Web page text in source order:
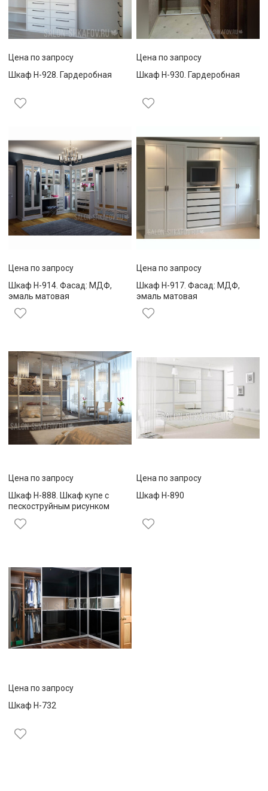
Цена по запросу
Шкаф Н-928. Гардеробная
Цена по запросу
Шкаф Н-930. Гардеробная
Цена по запросу
Шкаф Н-914. Фасад: МДФ,
эмаль матовая
Цена по запросу
Шкаф Н-917. Фасад: МДФ,
эмаль матовая
Цена по запросу
Шкаф Н-888. Шкаф купе с
пескоструйным рисунком
Цена по запросу
Шкаф Н-890
Цена по запросу
Шкаф Н-732